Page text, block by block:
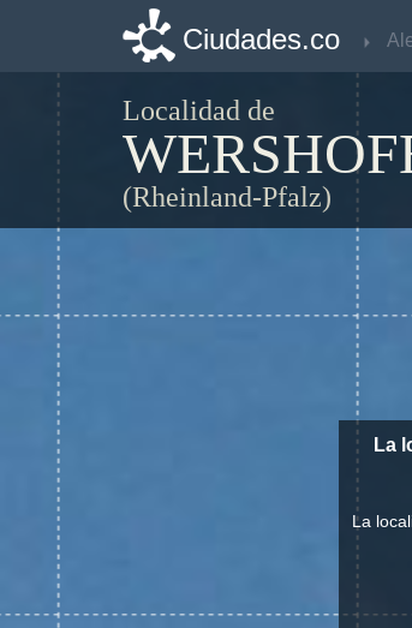
Ciudades.co
Localidad de
(Rheinland-Pfalz)
La
La
Ciudades.co